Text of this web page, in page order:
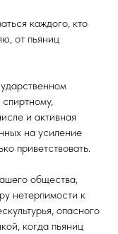
каждого, кто
от пьяниц
и активная
на усиление
приветствовать.
общества,
нетерпимости к
опасного
когда пьяниц